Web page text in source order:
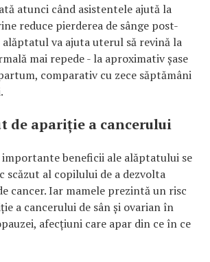
atunci când asistentele ajută la
reduce pierderea de sânge post-
va ajuta uterul să revină la
mai repede - la aproximativ șase
comparativ cu zece săptămâni
de apariție a cancerului
beneficii ale alăptatului se
scăzut al copilului de a dezvolta
cancer. Iar mamele prezintă un risc
a cancerului de sân și ovarian în
afecțiuni care apar din ce în ce